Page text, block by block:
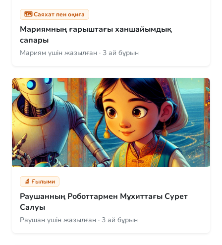
🗺️ Саяхат пен оқиға
Мариямның ғарыштағы ханшайымдық
сапары
Мариям үшін жазылған · 3 ай бұрын
🔬 Ғылыми
Раушанның Роботтармен Мұхиттағы Сурет
Салуы
Раушан үшін жазылған · 3 ай бұрын